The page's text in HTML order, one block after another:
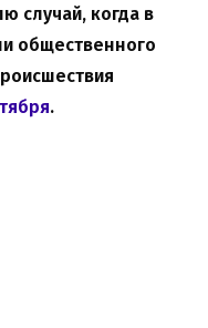
случай, когда в
общественного
.